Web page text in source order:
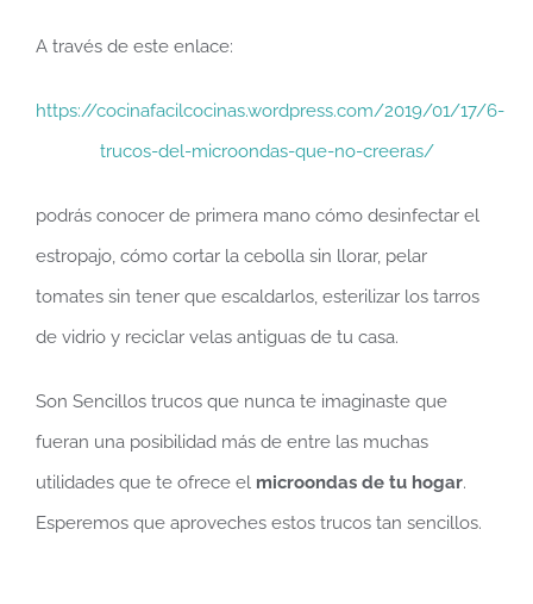
A través de este enlace:
https://cocinafacilcocinas.wordpress.com/2019/01/17/6-
trucos-del-microondas-que-no-creeras/
podrás conocer de primera mano cómo desinfectar el
estropajo, cómo cortar la cebolla sin llorar, pelar
tomates sin tener que escaldarlos, esterilizar los tarros
de vidrio y reciclar velas antiguas de tu casa.
Son Sencillos trucos que nunca te imaginaste que
fueran una posibilidad más de entre las muchas
utilidades que te ofrece el microondas de tu hogar.
Esperemos que aproveches estos trucos tan sencillos.